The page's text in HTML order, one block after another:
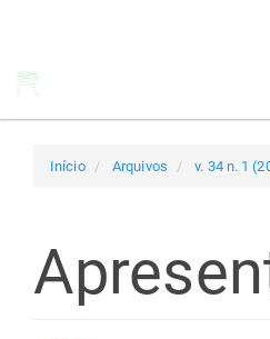
Início Arquivos v. 34 n. 1